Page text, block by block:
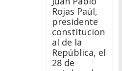
Rojas Paúl,
presidente
constitucion
al de la
República, el
28 de